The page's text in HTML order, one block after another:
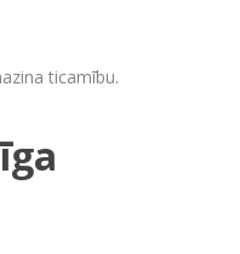
ticamību.